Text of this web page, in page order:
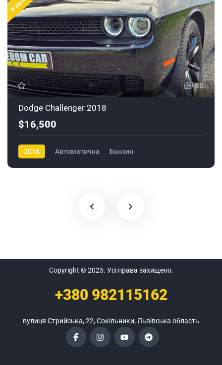
30
Dodge Challenger 2018
$16,500
2018 Автоматична Бензин
Copyright © 2025. Усі права захищено.
+380982115162
вулиця Стрийська, 22, Сокільники, Львівська область